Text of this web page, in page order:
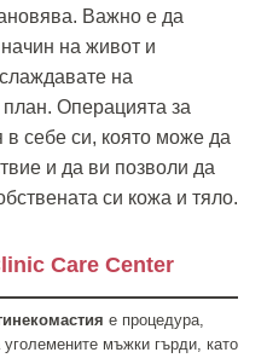
Важно е да
на живот и
на
план. Операцията за
в себе си, която може да
и да ви позволи да
си кожа и тяло.
Care Center
е процедура,
мъжки гърди, като